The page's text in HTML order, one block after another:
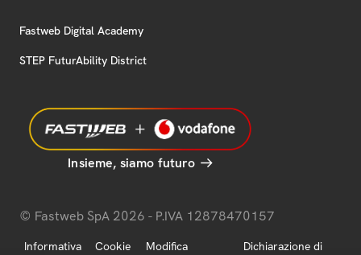
Fastweb Digital Academy
STEP FuturAbility District
Insieme, siamo futuro
© Fastweb SpA 2026 - P.IVA 12878470157
Informativa
Cookie
Modifica
Dichiarazione di